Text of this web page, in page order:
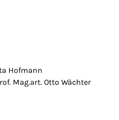
Hofmann
Mag.art. Otto Wächter